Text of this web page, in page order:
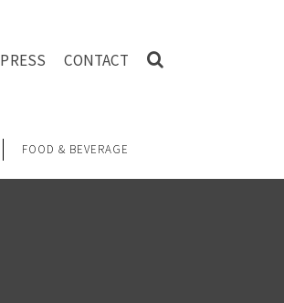
PRESS CONTACT
FOOD & BEVERAGE